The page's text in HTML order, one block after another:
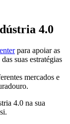
4.0
para apoiar as
suas estratégias
mercados e
4.0 na sua